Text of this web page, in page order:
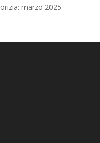
marzo 2025